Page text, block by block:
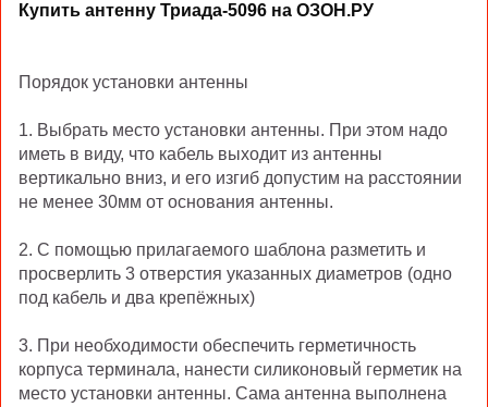
Купить антенну Триада-5096 на ОЗОН.РУ
Порядок установки антенны
1. Выбрать место установки антенны. При этом надо
иметь в виду, что кабель выходит из антенны
вертикально вниз, и его изгиб допустим на расстоянии
не менее 30мм от основания антенны.
2. С помощью прилагаемого шаблона разметить и
просверлить 3 отверстия указанных диаметров (одно
под кабель и два крепёжных)
3. При необходимости обеспечить герметичность
корпуса терминала, нанести силиконовый герметик на
место установки антенны. Сама антенна выполнена